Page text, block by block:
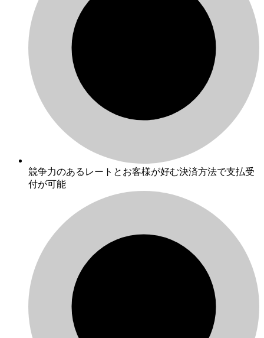
競争力のあるレートとお客様が好む決済方法で支払受
付が可能